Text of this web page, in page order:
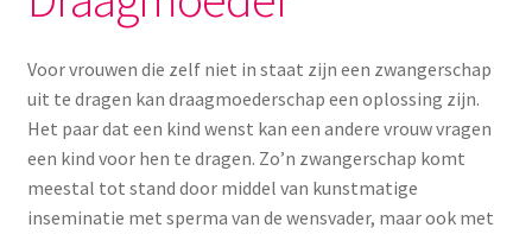
Voor vrouwen die zelf niet in staat zijn een zwangerschap
uit te dragen kan draagmoederschap een oplossing zijn.
Het paar dat een kind wenst kan een andere vrouw vragen
een kind voor hen te dragen. Zo’n zwangerschap komt
meestal tot stand door middel van kunstmatige
inseminatie met sperma van de wensvader, maar ook met